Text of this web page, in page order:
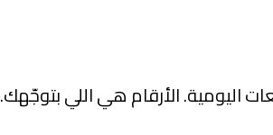
اليومية. الأرقام هي اللي بتوجّهك.